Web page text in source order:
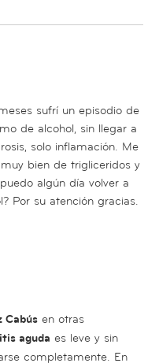
sufrí un episodio de
de alcohol, sin llegar a
solo inflamación. Me
bien de trigliceridos y
algún día volver a
Por su atención gracias.
Cabús en otras
aguda es leve y sin
completamente. En